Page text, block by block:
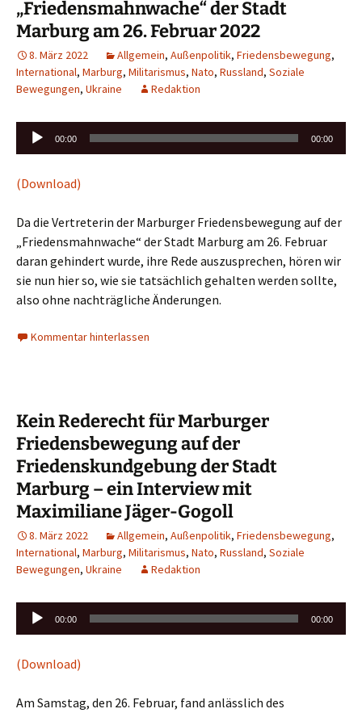
„Friedensmahnwache“ der Stadt
Marburg am 26. Februar 2022
8. März 2022 Allgemein, Außenpolitik, Friedensbewegung,
International, Marburg, Militarismus, Nato, Russland, Soziale
Bewegungen, Ukraine Redaktion
Audio-
Player
00:00 00:00
(Download)
Da die Vertreterin der Marburger Friedensbewegung auf der
„Friedensmahnwache“ der Stadt Marburg am 26. Februar
daran gehindert wurde, ihre Rede auszusprechen, hören wir
sie nun hier so, wie sie tatsächlich gehalten werden sollte,
also ohne nachträgliche Änderungen.
Kommentar hinterlassen
Kein Rederecht für Marburger
Friedensbewegung auf der
Friedenskundgebung der Stadt
Marburg – ein Interview mit
Maximiliane Jäger-Gogoll
8. März 2022 Allgemein, Außenpolitik, Friedensbewegung,
International, Marburg, Militarismus, Nato, Russland, Soziale
Bewegungen, Ukraine Redaktion
Audio-
Player
00:00 00:00
(Download)
Am Samstag, den 26. Februar, fand anlässlich des